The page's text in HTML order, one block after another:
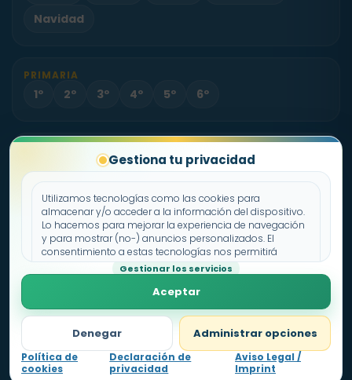
Gestiona tu privacidad
Utilizamos tecnologías como las cookies para
almacenar y/o acceder a la información del dispositivo.
Lo hacemos para mejorar la experiencia de navegación
y para mostrar (no-) anuncios personalizados. El
consentimiento a estas tecnologías nos permitirá
procesar datos como el comportamiento de
navegación o los ID's únicos en este sitio. No consentir o
retirar el consentimiento, puede afectar negativamente a
Gestionar los servicios
Aceptar
Denegar Administrar opciones
Política de
cookies
Declaración de
privacidad
Aviso Legal /
Imprint
Navidad
PRIMARIA
1º 2º 3º 4º 5º 6º
Sobre Fichas.es Contacto
Política de cookies
Declaración de privacidad
Aviso legal